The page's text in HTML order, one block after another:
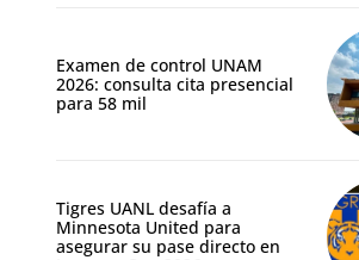
Examen de control UNAM
2026: consulta cita presencial
para 58 mil
Tigres UANL desafía a
Minnesota United para
asegurar su pase directo en